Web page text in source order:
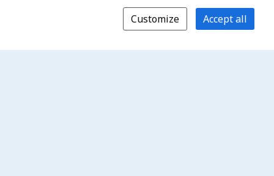
Customize Accept all